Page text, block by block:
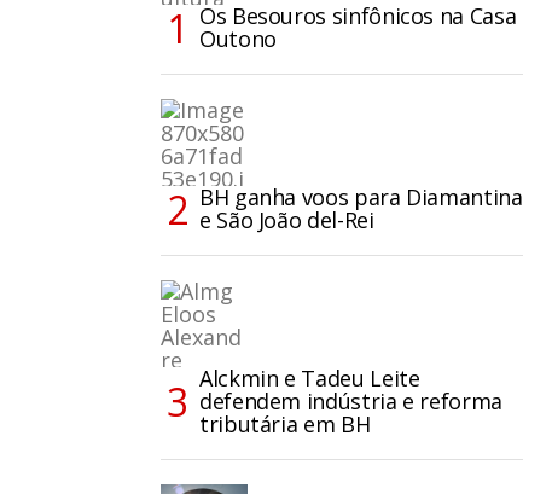
Os Besouros sinfônicos na Casa
Outono
BH ganha voos para Diamantina
e São João del-Rei
Alckmin e Tadeu Leite
defendem indústria e reforma
tributária em BH